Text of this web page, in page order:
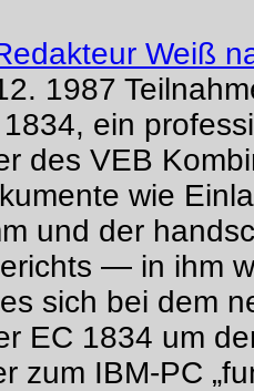
Weiß
1987
ein
des VEB
wie
und der
— in ihm
sich bei dem
EC 1834 um
zum IBM-PC